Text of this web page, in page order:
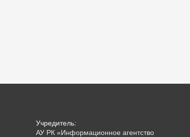
Учредитель:
АУ РК «Информационное агентство